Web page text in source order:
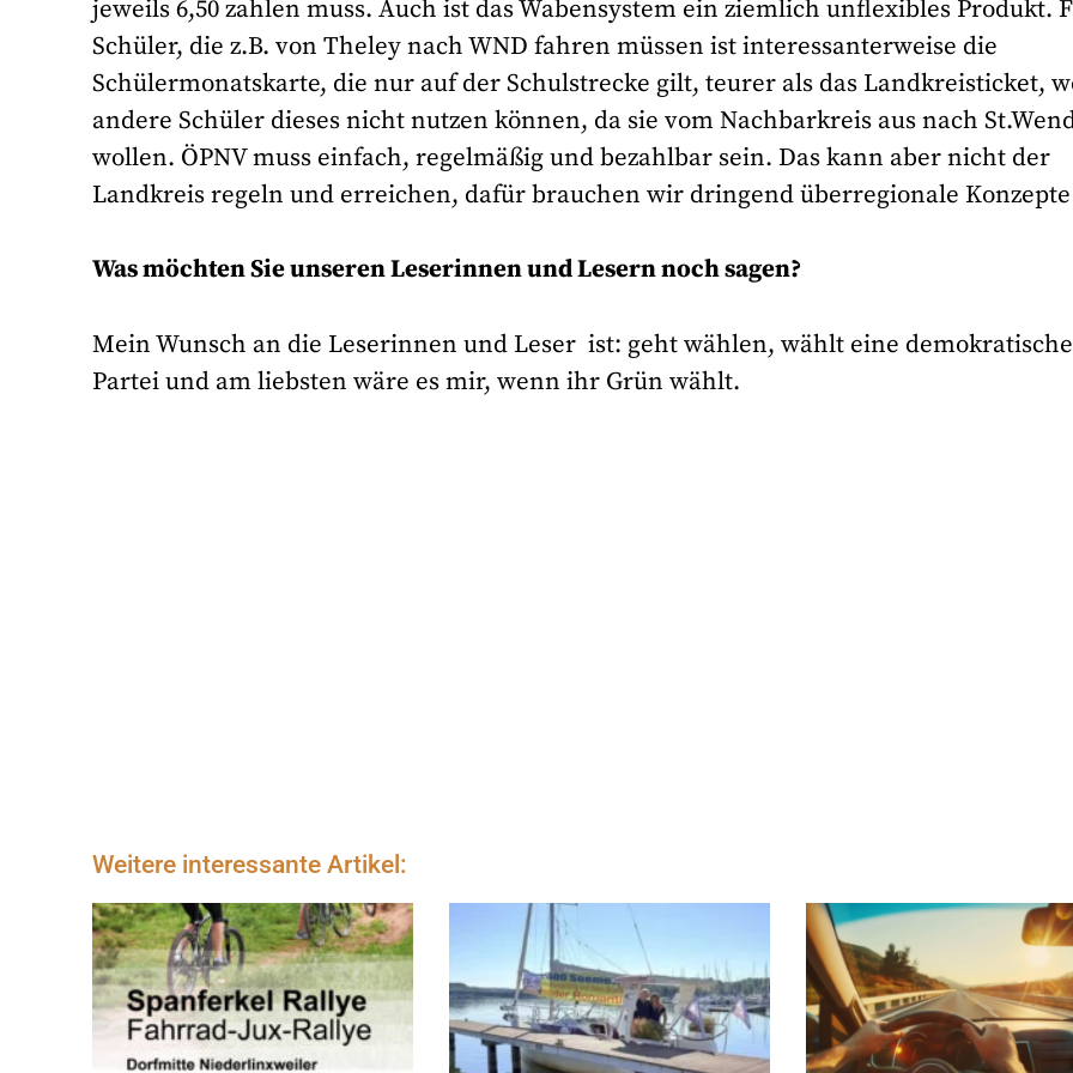
jeweils 6,50 zahlen muss. Auch ist das Wabensystem ein ziemlich unflexibles Produkt.
Schüler, die z.B. von Theley nach WND fahren müssen ist interessanterweise die
Schülermonatskarte, die nur auf der Schulstrecke gilt, teurer als das Landkreisticket,
andere Schüler dieses nicht nutzen können, da sie vom Nachbarkreis aus nach
wollen. ÖPNV muss einfach, regelmäßig und bezahlbar sein. Das kann aber nicht der
Landkreis regeln und erreichen, dafür brauchen wir dringend überregionale Konzepte
Was möchten Sie unseren Leserinnen und Lesern noch sagen?
Mein Wunsch an die Leserinnen und Leser ist: geht wählen, wählt eine demokratische
Partei und am liebsten wäre es mir, wenn ihr Grün wählt.
Weitere interessante Artikel: